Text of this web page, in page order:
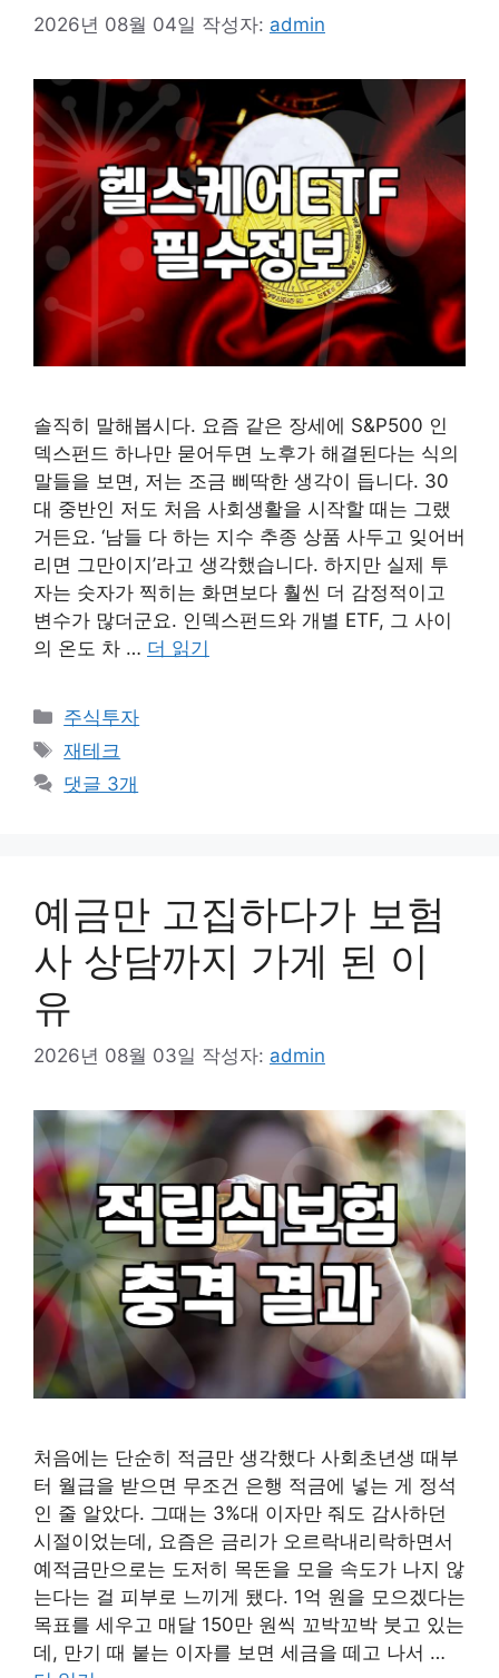
2026년 08월 04일 작성자: admin
솔직히 말해봅시다. 요즘 같은 장세에 S&P500 인
덱스펀드 하나만 묻어두면 노후가 해결된다는 식의
말들을 보면, 저는 조금 삐딱한 생각이 듭니다. 30
대 중반인 저도 처음 사회생활을 시작할 때는 그랬
거든요. ‘남들 다 하는 지수 추종 상품 사두고 잊어버
리면 그만이지’라고 생각했습니다. 하지만 실제 투
자는 숫자가 찍히는 화면보다 훨씬 더 감정적이고
변수가 많더군요. 인덱스펀드와 개별 ETF, 그 사이
의 온도 차 … 더 읽기
카
테
고
리
주식투자
태
그
재테크
댓글 3개
예금만 고집하다가 보험
사 상담까지 가게 된 이
유
2026년 08월 03일 작성자: admin
처음에는 단순히 적금만 생각했다 사회초년생 때부
터 월급을 받으면 무조건 은행 적금에 넣는 게 정석
인 줄 알았다. 그때는 3%대 이자만 줘도 감사하던
시절이었는데, 요즘은 금리가 오르락내리락하면서
예적금만으로는 도저히 목돈을 모을 속도가 나지 않
는다는 걸 피부로 느끼게 됐다. 1억 원을 모으겠다는
목표를 세우고 매달 150만 원씩 꼬박꼬박 붓고 있는
데, 만기 때 붙는 이자를 보면 세금을 떼고 나서 …